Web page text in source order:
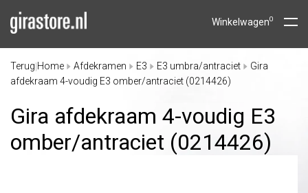
Winkelwagen0
Terug Home Afdekramen E3 E3 umbra/antraciet
Gira
afdekraam 4-voudig E3 omber/antraciet (0214426)
Gira afdekraam 4-voudig E3
omber/antraciet (0214426)